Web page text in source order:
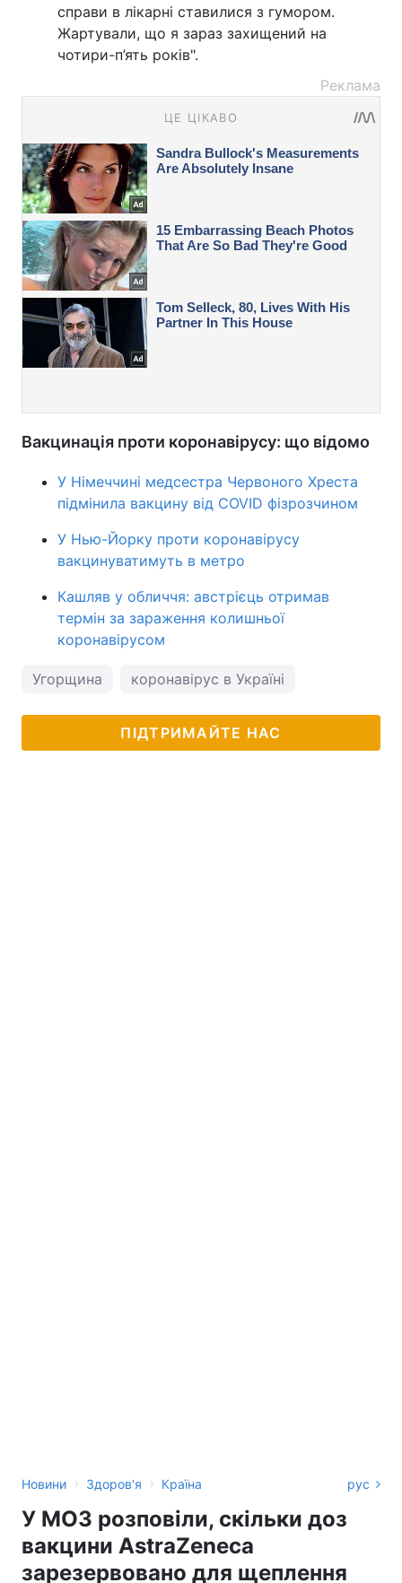
справи в лікарні ставилися з гумором.
Жартували, що я зараз захищений на
чотири-п’ять років".
Реклама
Вакцинація проти коронавірусу: що відомо
У Німеччині медсестра Червоного Хреста
підмінила вакцину від COVID фізрозчином
У Нью-Йорку проти коронавірусу
вакцинуватимуть в метро
Кашляв у обличчя: австрієць отримав
термін за зараження колишньої
коронавірусом
Угорщина коронавірус в Україні
ПІДТРИМАЙТЕ НАС
Новини › Здоров'я › Країна рус
У МОЗ розповіли, скільки доз
вакцини AstraZeneca
зарезервовано для щеплення